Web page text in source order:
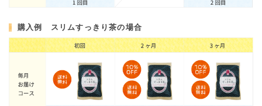
購入例 スリムすっきり茶の場合